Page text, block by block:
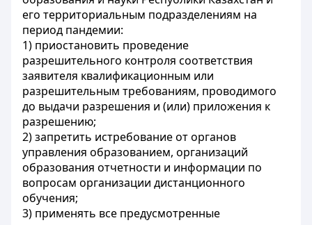
его территориальным подразделениям на
период пандемии:
1) приостановить проведение
разрешительного контроля соответствия
заявителя квалификационным или
разрешительным требованиям, проводимого
до выдачи разрешения и (или) приложения к
разрешению;
2) запретить истребование от органов
управления образованием, организаций
образования отчетности и информации по
вопросам организации дистанционного
обучения;
3) применять все предусмотренные